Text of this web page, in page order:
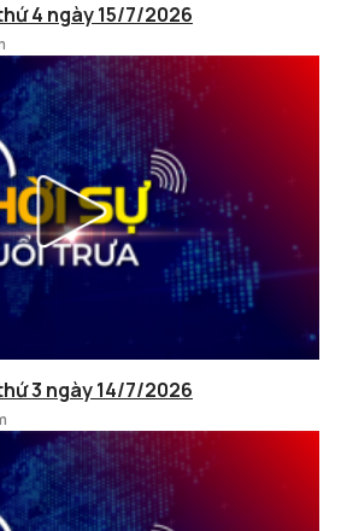
4 ngày 15/7/2026
3 ngày 14/7/2026